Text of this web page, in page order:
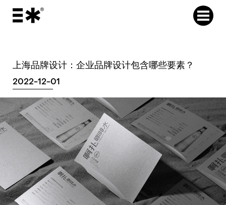
上海品牌设计：企业品牌设计包含哪些要素？
2022-12-01